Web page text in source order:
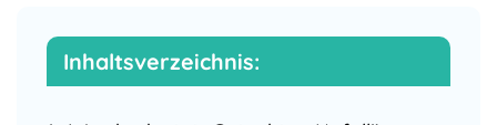
Inhaltsverzeichnis:
Regulatorische